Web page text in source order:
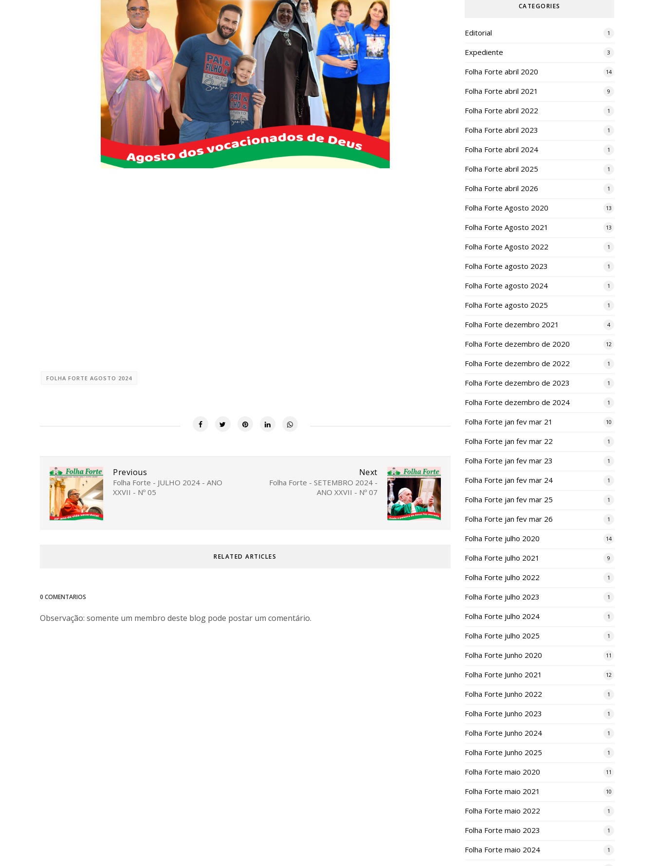
FOLHA FORTE AGOSTO 2024
Next
Folha Forte - SETEMBRO 2024 -
ANO XXVII - Nº 07
Previous
Folha Forte - JULHO 2024 - ANO
XXVII - Nº 05
RELATED ARTICLES
0 COMENTARIOS
Observação: somente um membro deste blog pode postar um comentário.
CATEGORIES
Editorial 1
Expediente 3
Folha Forte abril 2020 14
Folha Forte abril 2021 9
Folha Forte abril 2022 1
Folha Forte abril 2023 1
Folha Forte abril 2024 1
Folha Forte abril 2025 1
Folha Forte abril 2026 1
Folha Forte Agosto 2020 13
Folha Forte Agosto 2021 13
Folha Forte Agosto 2022 1
Folha Forte agosto 2023 1
Folha Forte agosto 2024 1
Folha Forte agosto 2025 1
Folha Forte dezembro 2021 4
Folha Forte dezembro de 2020 12
Folha Forte dezembro de 2022 1
Folha Forte dezembro de 2023 1
Folha Forte dezembro de 2024 1
Folha Forte jan fev mar 21 10
Folha Forte jan fev mar 22 1
Folha Forte jan fev mar 23 1
Folha Forte jan fev mar 24 1
Folha Forte jan fev mar 25 1
Folha Forte jan fev mar 26 1
Folha Forte julho 2020 14
Folha Forte julho 2021 9
Folha Forte julho 2022 1
Folha Forte julho 2023 1
Folha Forte julho 2024 1
Folha Forte julho 2025 1
Folha Forte Junho 2020 11
Folha Forte Junho 2021 12
Folha Forte Junho 2022 1
Folha Forte Junho 2023 1
Folha Forte Junho 2024 1
Folha Forte Junho 2025 1
Folha Forte maio 2020 11
Folha Forte maio 2021 10
Folha Forte maio 2022 1
Folha Forte maio 2023 1
Folha Forte maio 2024 1